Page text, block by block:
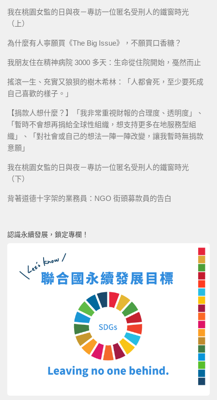
我在桃園女監的日與夜－專訪一位匿名受刑人的鐵窗時光
（上）
為什麼有人寧願買《The Big Issue》，不願買口香糖？
我朋友住在精神病院 3000 多天：生命從住院開始，戞然而止
搖滾一生、充實又狼狽的樹木希林：「人都會死，至少要死成
自己喜歡的樣子。」
【捐款人想什麼？】「我非常重視財報的合理度、透明度」、
「暫時不會想再捐給全球性組織，想支持更多在地服務型組
織」、「對社會或自己的想法一陣一陣改變，讓我暫時無捐款
意願」
我在桃園女監的日與夜－專訪一位匿名受刑人的鐵窗時光
（下）
背著道德十字架的業務員：NGO 街頭募款員的告白
認識永續發展，鎖定專欄！